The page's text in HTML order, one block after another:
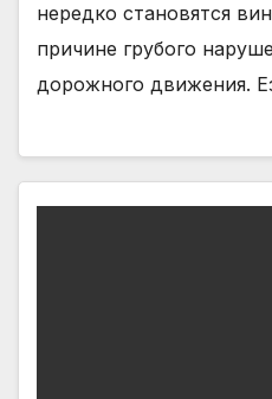
нередко становятся
причине грубого
дорожного движения.